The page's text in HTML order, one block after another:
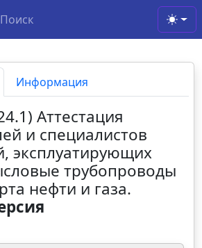
Поиск
Информация
Аттестация
и специалистов
эксплуатирующих
трубопроводы
нефти и газа.